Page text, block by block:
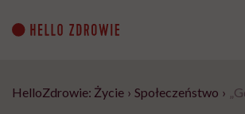
content
HelloZdrowie: Życie › Społeczeństwo ›